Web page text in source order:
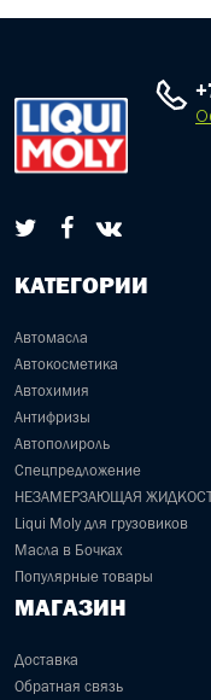
КАТЕГОРИИ
Автомасла
Автокосметика
Автохимия
Антифризы
Автополироль
Спецпредложение
НЕЗАМЕРЗАЮЩАЯ
Liqui Moly для грузовиков
Масла в Бочках
Популярные товары
МАГАЗИН
Доставка
Обратная связь